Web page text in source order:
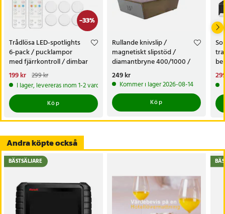
-33%
Trådlösa LED-spotlights
6-pack / pucklampor
med fjärrkontroll / dimbar
skåpbelysning
Nuvarande pris
199 krTidigare pris:299 kr
199 kr 299 kr
I lager, levereras inom 1-2 vardagar
Köp
Rullande knivslip /
magnetiskt slipstöd /
diamantbryne 400/1000 /
knivvässare med fasta vinklar
Pris:249 kr
249 kr
Kommer i lager 2026-08-14
Köp
Andra köpte också
BÄSTSÄLJARE